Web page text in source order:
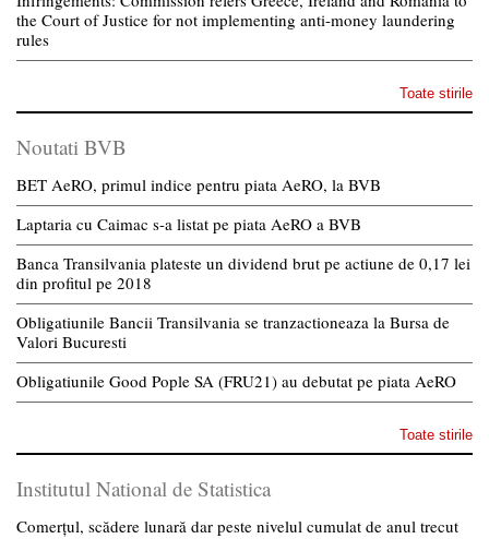
the Court of Justice for not implementing anti-money laundering
rules
Toate stirile
Noutati BVB
BET AeRO, primul indice pentru piata AeRO, la BVB
Laptaria cu Caimac s-a listat pe piata AeRO a BVB
Banca Transilvania plateste un dividend brut pe actiune de 0,17 lei
din profitul pe 2018
Obligatiunile Bancii Transilvania se tranzactioneaza la Bursa de
Valori Bucuresti
Obligatiunile Good Pople SA (FRU21) au debutat pe piata AeRO
Toate stirile
Institutul National de Statistica
Comerțul, scădere lunară dar peste nivelul cumulat de anul trecut